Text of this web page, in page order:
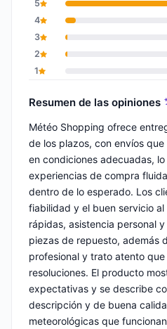
5
4
3
2
1
Resumen de las opiniones
Météo Shopping ofrece
de los plazos, con envíos
en condiciones adecuadas,
experiencias de compra
dentro de lo esperado. Los
fiabilidad y el buen servicio
rápidas, asistencia personal
piezas de repuesto, además
profesional y trato atento
resoluciones. El producto
expectativas y se describe
descripción y de buena
meteorológicas que